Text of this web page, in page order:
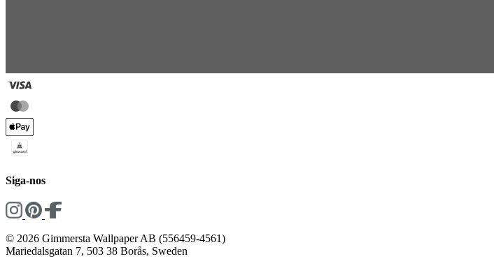
Siga-nos
© 2026 Gimmersta Wallpaper AB (556459-4561)
Mariedalsgatan 7, 503 38 Borås, Sweden